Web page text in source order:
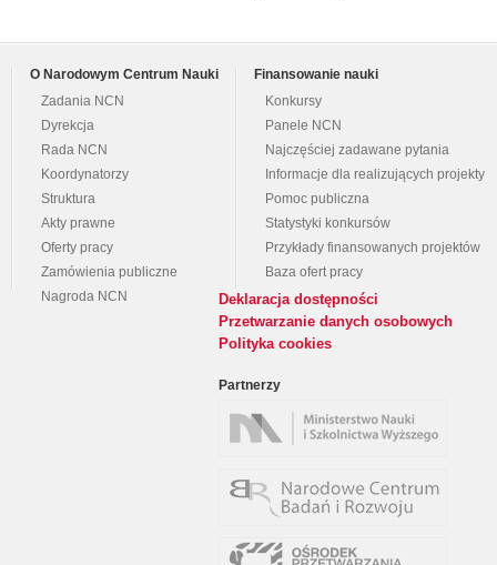
O Narodowym Centrum Nauki
Zadania NCN
Dyrekcja
Rada NCN
Koordynatorzy
Struktura
Akty prawne
Oferty pracy
Zamówienia publiczne
Nagroda NCN
Finansowanie nauki
Konkursy
Panele NCN
Najczęściej zadawane pytania
Informacje dla realizujących projekty
Pomoc publiczna
Statystyki konkursów
Przykłady finansowanych projektów
Baza ofert pracy
Deklaracja dostępności
Przetwarzanie danych osobowych
Polityka cookies
Partnerzy